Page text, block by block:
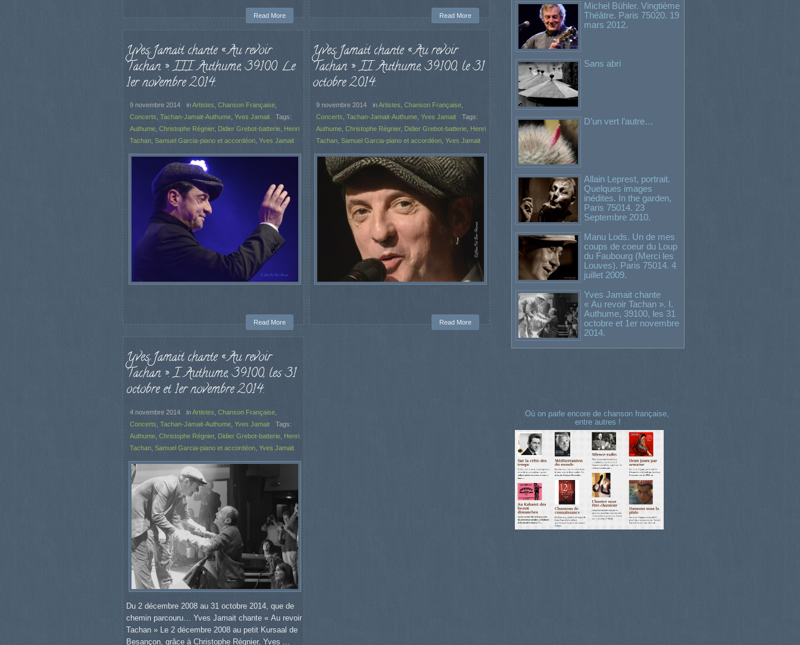
Read More Read More
Yves Jamait chante « Au revoir
Tachan ». III. Authume, 39100. Le
1er novembre 2014.
9 novembre 2014 inArtistes Chanson Française
Concerts Tachan-Jamait-Authume Yves Jamait
Tags:
Authume Christophe Régnier, Didier Grebot-batterie Henri
Tachan Samuel Garcia-piano et accordéon Yves Jamait
Read More
Yves Jamait chante « Au revoir
Tachan ». II. Authume, 39100, le 31
octobre 2014.
9 novembre 2014 inArtistes Chanson Française,
Concerts Tachan-Jamait-Authume, Yves Jamait
Tags:
Authume, Christophe Régnier, Didier Grebot-batterie, Henri
Tachan, Samuel Garcia-piano et accordéon, Yves Jamait
Read More
Yves Jamait chante « Au revoir
Tachan ». I. Authume, 39100, les 31
octobre et 1er novembre 2014.
4 novembre 2014 inArtistes Chanson Française
Concerts Tachan-Jamait-Authume Yves Jamait
Tags:
Authume Christophe Régnier, Didier Grebot-batterie Henri
Tachan Samuel Garcia-piano et accordéon Yves Jamait
Du 2 décembre 2008 au 31 octobre 2014, que de
chemin parcouru… Yves Jamait chante « Au revoir
Tachan » Le 2 décembre 2008 au petit Kursaal de
Besançon, grâce à Christophe Régnier, Yves ...
Michel Bühler. Vingtième
Théâtre. Paris 75020. 19
mars 2012.
Sans abri
D’un vert l’autre…
Allain Leprest, portrait.
Quelques images
inédites. In the garden,
Paris 75014. 23
Septembre 2010.
Manu Lods. Un de mes
coups de coeur du Loup
du Faubourg (Merci les
Louves). Paris 75014. 4
juillet 2009.
Yves Jamait chante
« Au revoir Tachan ». I.
Authume, 39100, les 31
octobre et 1er novembre
2014.
Où on parle encore de chanson française,
entre autres !